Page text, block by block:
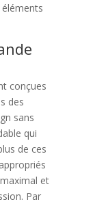
éléments
conçues
des
sans
qui
de ces
et
Par